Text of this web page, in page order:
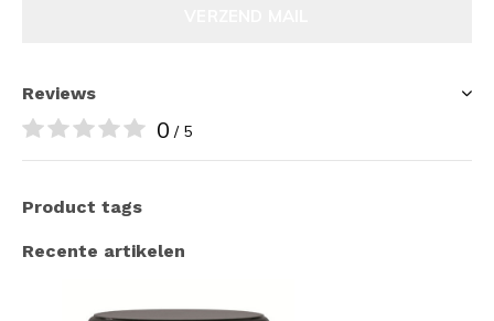
Reviews
0 / 5
Product tags
Recente artikelen